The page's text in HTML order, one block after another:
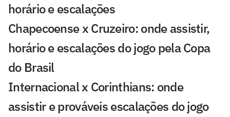
horário e escalações
Chapecoense x Cruzeiro: onde assistir,
horário e escalações do jogo pela Copa
do Brasil
Internacional x Corinthians: onde
assistir e prováveis escalações do jogo